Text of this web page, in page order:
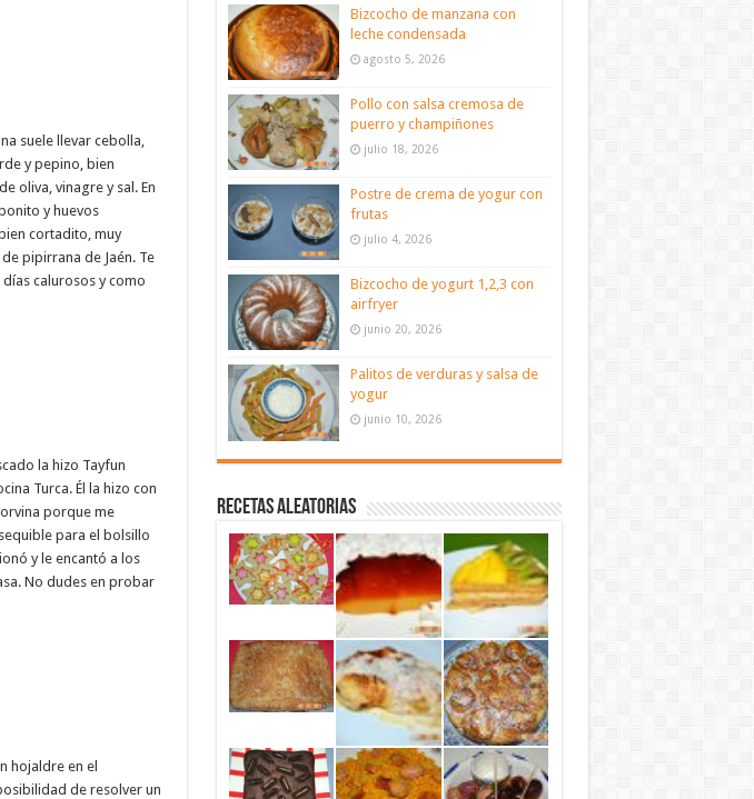
suele llevar cebolla,
y pepino, bien
oliva, vinagre y sal. En
y huevos
cortadito, muy
pipirrana de Jaén. Te
días calurosos y como
la hizo Tayfun
Turca. Él la hizo con
porque me
para el bolsillo
y le encantó a los
No dudes en probar
hojaldre en el
de resolver un
Bizcocho de manzana con
leche condensada
agosto 5, 2026
Pollo con salsa cremosa de
puerro y champiñones
julio 18, 2026
Postre de crema de yogur con
frutas
julio 4, 2026
Bizcocho de yogurt 1,2,3 con
airfryer
junio 20, 2026
Palitos de verduras y salsa de
yogur
junio 10, 2026
Recetas aleatorias